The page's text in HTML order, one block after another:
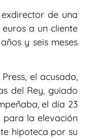
de una
a un cliente
y seis meses
el acusado,
del Rey, guiado
el día 23
para la elevación
hipoteca por su